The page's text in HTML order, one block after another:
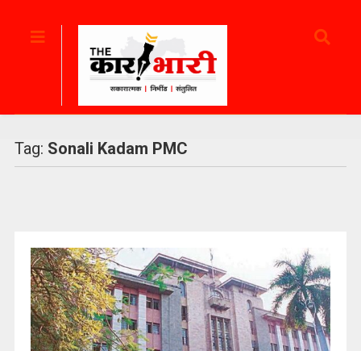
Tag: Sonali Kadam PMC